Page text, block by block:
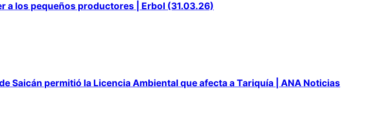
a los pequeños productores | Erbol (31.03.26)
Saicán permitió la Licencia Ambiental que afecta a Tariquía | ANA Noticias